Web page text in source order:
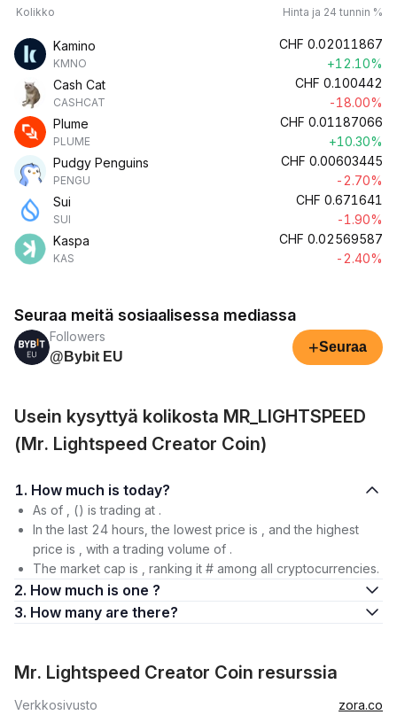
Kolikko Hinta ja 24 tunnin %
Kamino
KMNO
CHF 0.02011867
+12.10%
Cash Cat
CASHCAT
CHF 0.100442
-18.00%
Plume
PLUME
CHF 0.01187066
+10.30%
Pudgy Penguins
PENGU
CHF 0.00603445
-2.70%
Sui
SUI
CHF 0.671641
-1.90%
Kaspa
KAS
CHF 0.02569587
-2.40%
Seuraa meitä sosiaalisessa mediassa
Followers
@Bybit EU
+Seuraa
Usein kysyttyä kolikosta MR_LIGHTSPEED
(Mr. Lightspeed Creator Coin)
1. How much is today?
As of , () is trading at .
In the last 24 hours, the lowest price is , and the highest
price is , with a trading volume of .
The market cap is , ranking it # among all cryptocurrencies.
2. How much is one ?
3. How many are there?
Mr. Lightspeed Creator Coin resurssia
Verkkosivusto
zora.co